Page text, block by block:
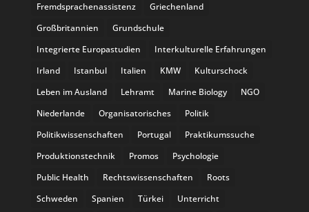
Fremdsprachenassistenz
Griechenland
Großbritannien
Grundschule
Integrierte Europastudien
Interkulturelle Erfahrungen
Irland
Istanbul Italien KMW
Kulturschock
Leben im Ausland
Lehramt Marine Biology
NGO
Niederlande
Organisatorisches
Politik
Politikwissenschaften
Portugal
Praktikumssuche
Produktionstechnik
Promos
Psychologie
Public Health
Rechtswissenschaften
Roots
Schweden
Spanien Türkei
Unterricht